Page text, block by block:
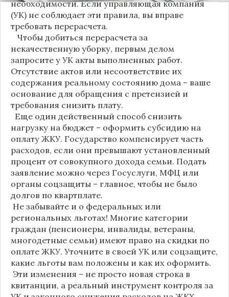
необходимости. Если управляющая компания
(УК) не соблюдает эти правила, вы вправе
требовать перерасчета.
Чтобы добиться перерасчета за
некачественную уборку, первым делом
запросите у УК акты выполненных работ.
Отсутствие актов или несоответствие их
содержания реальному состоянию дома – ваше
основание для обращения с претензией и
требования снизить плату.
Еще один действенный способ снизить
нагрузку на бюджет – оформить субсидию на
оплату ЖКУ. Государство компенсирует часть
расходов, если они превышают установленный
процент от совокупного дохода семьи. Подать
заявление можно через Госуслуги, МФЦ или
органы соцзащиты – главное, чтобы не было
долгов по квартплате.
Не забывайте и о федеральных или
региональных льготах! Многие категории
граждан (пенсионеры, инвалиды, ветераны,
многодетные семьи) имеют право на скидки по
оплате ЖКУ. Уточните в своей УК или соцзащите,
какие льготы вам положены и как их оформить.
Эти изменения – не просто новая строка в
квитанции, а реальный инструмент контроля за